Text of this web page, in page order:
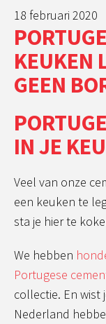
18 februari 2020
KEUKEN
GEEN
IN JE
Veel van onze
een keuken te
sta je hier te
We hebben
Portugese
collectie. En wist
Nederland